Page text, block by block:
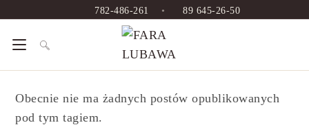
782-486-261 • 89 645-26-50
Obecnie nie ma żadnych postów opublikowanych
pod tym tagiem.